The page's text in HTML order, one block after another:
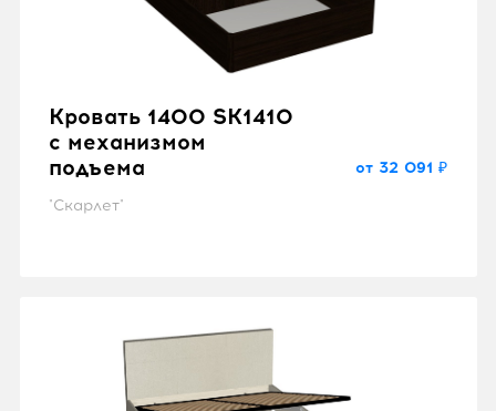
Кровать 1400 SK1410
с механизмом
подъема
"Скарлет"
от 32 091 ₽